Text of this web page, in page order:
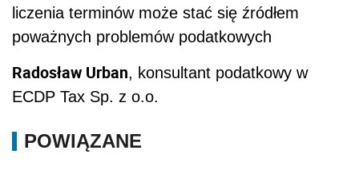
liczenia terminów może stać się źródłem
poważnych problemów podatkowych
Radosław Urban, konsultant podatkowy w
ECDP Tax Sp. z o.o.
POWIĄZANE